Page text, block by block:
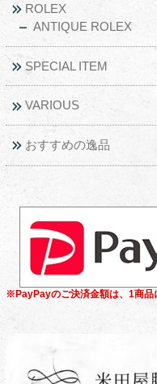
ROLEX
ANTIQUE ROLEX
SPECIAL ITEM
VARIOUS
おすすめの逸品
※PayPayのご決済金額は、1商品